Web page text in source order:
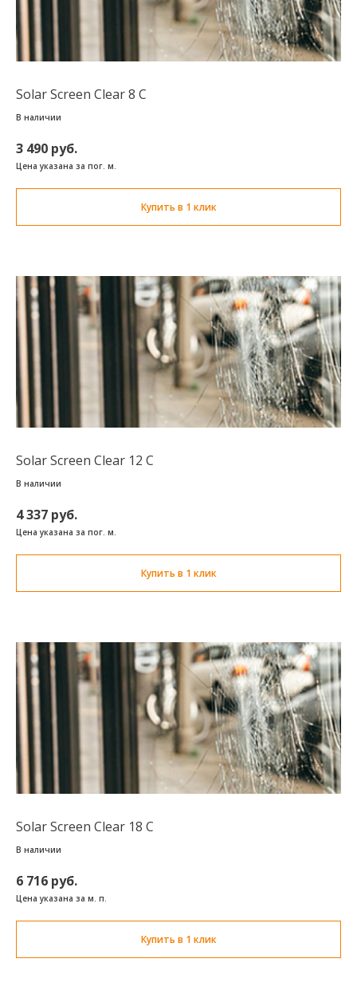
Solar Screen Clear 8 C
В наличии
3 490 руб.
Цена указана за пог. м.
Купить в 1 клик
Solar Screen Clear 12 C
В наличии
4 337 руб.
Цена указана за пог. м.
Купить в 1 клик
Solar Screen Clear 18 C
В наличии
6 716 руб.
Цена указана за м. п.
Купить в 1 клик